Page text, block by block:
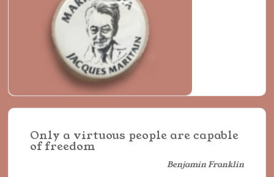
Only a virtuous people are capable
of freedom
Benjamin Franklin